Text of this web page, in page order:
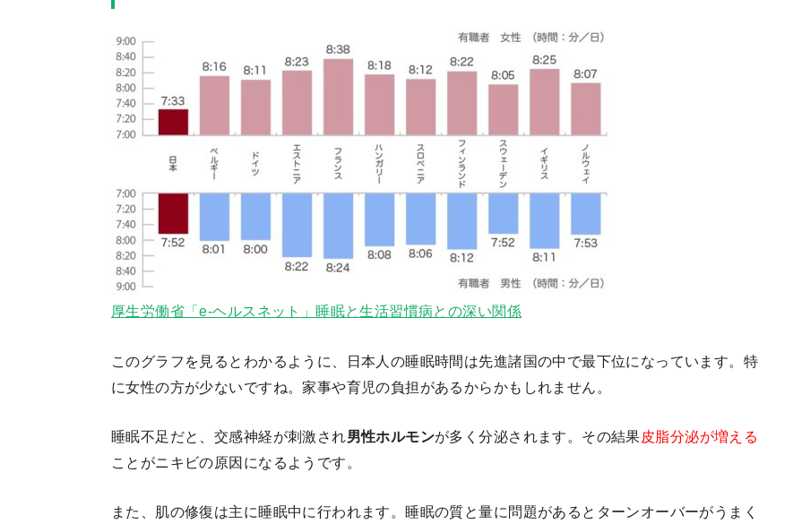
厚生労働省「e-ヘルスネット」睡眠と生活習慣病との深い関係
このグラフを見るとわかるように、日本人の睡眠時間は先進諸国の中で最下位になっています。特
に女性の方が少ないですね。家事や育児の負担があるからかもしれません。
睡眠不足だと、交感神経が刺激され男性ホルモンが多く分泌されます。その結果皮脂分泌が増える
ことがニキビの原因になるようです。
また、肌の修復は主に睡眠中に行われます。睡眠の質と量に問題があるとターンオーバーがうまく